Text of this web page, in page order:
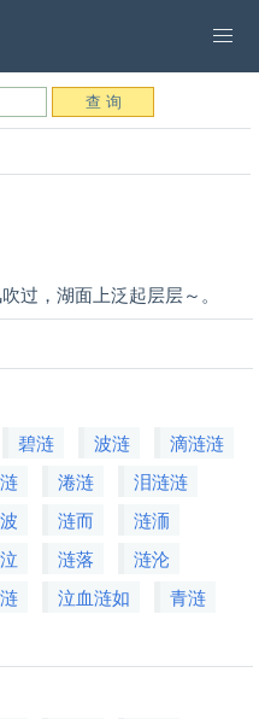
过，湖面上泛起层层～。
碧涟 波涟
滴涟涟
淃涟
泪涟涟
涟而
涟洏
涟落
涟沦
泣血涟如
青涟